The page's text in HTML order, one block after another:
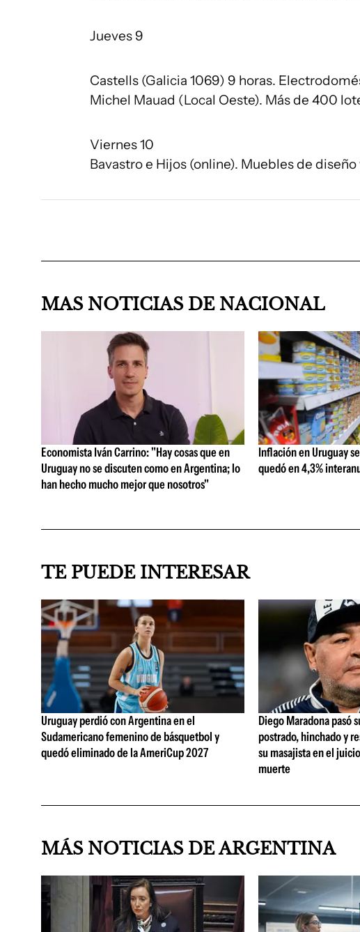
Jueves 9
Castells (Galicia 1069) 9 horas.
Michel Mauad (Local Oeste). Más de 400
Viernes 10
Bavastro e Hijos (online). Muebles de
MAS NOTICIAS DE NACIONAL
Economista Iván Carrino: "Hay cosas que en
Uruguay no se discuten como en Argentina; lo
han hecho mucho mejor que nosotros"
Inflación en Uruguay
quedó en 4,3%
TE PUEDE INTERESAR
Uruguay perdió con Argentina en el
Sudamericano femenino de básquetbol y
quedó eliminado de la AmeriCup 2027
Diego Maradona pasó
postrado, hinchado y
su masajista en el
muerte
MÁS NOTICIAS DE ARGENTINA